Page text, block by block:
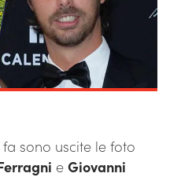
sono uscite le foto
e Giovanni